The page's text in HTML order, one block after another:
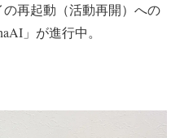
再起動（活動再開）への
」が進行中。